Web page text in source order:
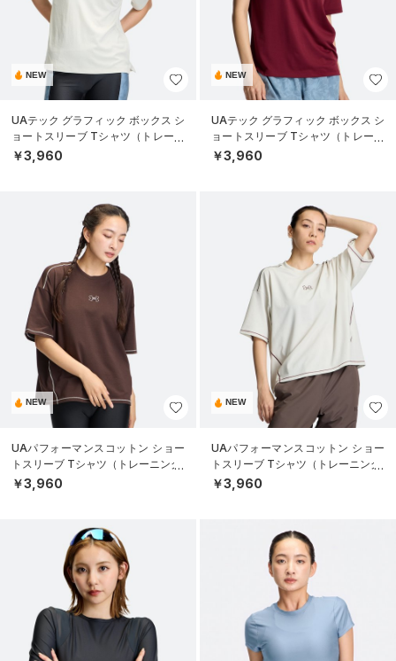
NEW
UAテック グラフィック ボックス シ
ョートスリーブ Tシャツ（トレーニ
ング/WOMEN）
￥3,960
NEW
UAテック グラフィック ボックス シ
ョートスリーブ Tシャツ（トレーニ
ング/WOMEN）
￥3,960
NEW
UAパフォーマンスコットン ショー
トスリーブ Tシャツ（トレーニング/
WOMEN）
￥3,960
NEW
UAパフォーマンスコットン ショー
トスリーブ Tシャツ（トレーニング/
WOMEN）
￥3,960